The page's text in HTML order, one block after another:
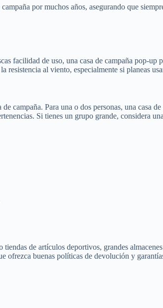
por muchos años, asegurando que
facilidad de uso, una casa de campaña pop-
al viento, especialmente si planeas
campaña. Para una o dos personas, una casa
Si tienes un grupo grande, considera
de artículos deportivos, grandes
ofrezca buenas políticas de devolución y